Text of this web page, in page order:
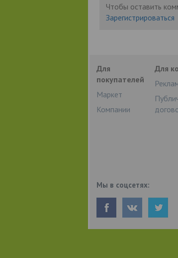
Чтобы оставить
Зарегистрироваться
Для
покупателей
Маркет
Компании
Для
Мы в соцсетях: